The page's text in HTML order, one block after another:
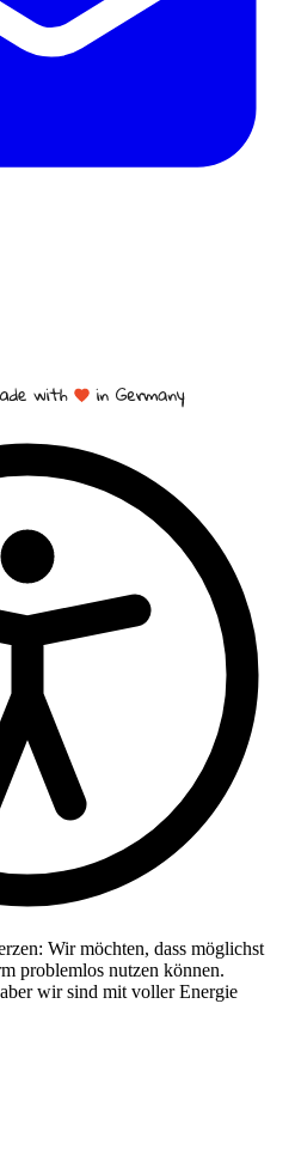
Wir möchten, dass möglichst
problemlos nutzen können.
wir sind mit voller Energie